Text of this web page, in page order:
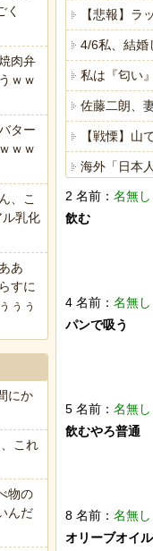
【悲報】ラ
4/6私、結婚
私は『匂い
佐藤二朗、
【戦慄】山
海外「日本
ヒーローの
Powered by
2 名前： 名無し
飲む
4 名前： 名無し
パンで吸う
5 名前： 名無し
飲むやろ普通
8 名前： 名無し
オリーブオイ
く
肉弁
ｗｗ
ター
ｗｗ
、こ
ル乳化
あ
すに
ぅぅ
にか
これ
物の
んだ